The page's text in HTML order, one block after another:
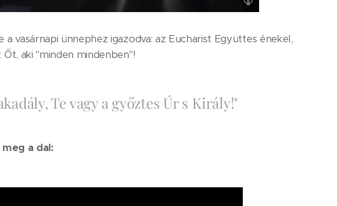
vasárnapi ünnephez igazodva: az Eucharist Együttes énekel,
aki "minden mindenben"!
Te vagy a győztes Úr s Király!"
a dal: